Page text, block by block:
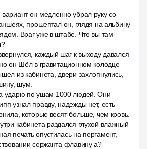
он медленно убрал руку со
прошептал он, глядя на альбину
Враг уже в штабе. Что вы там
каждый шаг к выходу давался
он Шёл в гравитационном колодце
из кабинета, двери захлопнулись,
шум.
ударю по ушам 1000 людей. Они
узнал правду, надежды нет, есть
которые весят больше, чем кровь.
кабинета раздался глухой влажный
печать опустилась на пергамент,
сержанта флавину а?